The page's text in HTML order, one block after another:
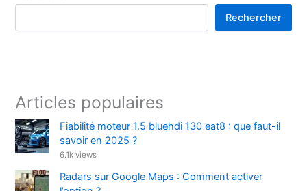
Rechercher
Articles populaires
Fiabilité moteur 1.5 bluehdi 130 eat8 : que faut-il
savoir en 2025 ?
6.1k views
Radars sur Google Maps : Comment activer